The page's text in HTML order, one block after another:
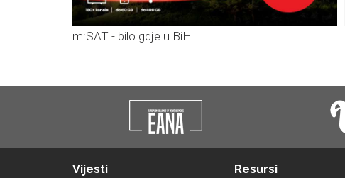
m:SAT - bilo gdje u BiH
Vijesti Resursi